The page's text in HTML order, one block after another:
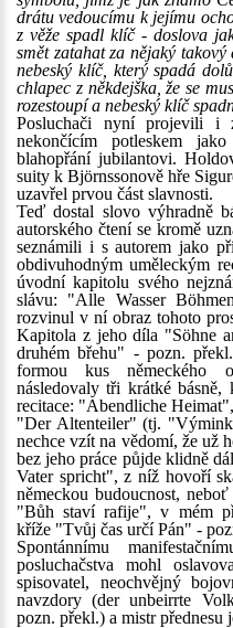
drátu vedoucímu k jejímu
z věže spadl klíč - doslova
smět zatahat za nějaký
nebeský klíč, který spadá
chlapec z někdejška, že se
rozestoupí a nebeský klíč
Posluchači nyní projevili i
nekončícím potleskem
blahopřání jubilantovi.
suity k Björnssonově hře
uzavřel prvou část slavnosti.
Teď dostal slovo výhradně
autorského čtení se kromě
seznámili i s autorem jako
obdivuhodným uměleckým
úvodní kapitolu svého
slávu: "Alle Wasser
rozvinul v ní obraz tohoto
Kapitola z jeho díla "Söhne
druhém břehu" - pozn.
formou kus německého
následovaly tři krátké básně,
recitace: "Abendliche
"Der Altenteiler" (tj.
nechce vzít na vědomí, že už
bez jeho práce půjde klidně
Vater spricht", z níž hovoří
německou budoucnost,
"Bůh staví rafije", v mém
kříže "Tvůj čas určí Pán" -
Spontánnímu
posluchačstva mohl
spisovatel, neochvějný
navzdory (der unbeirrte
pozn. překl.) a mistr přednesu